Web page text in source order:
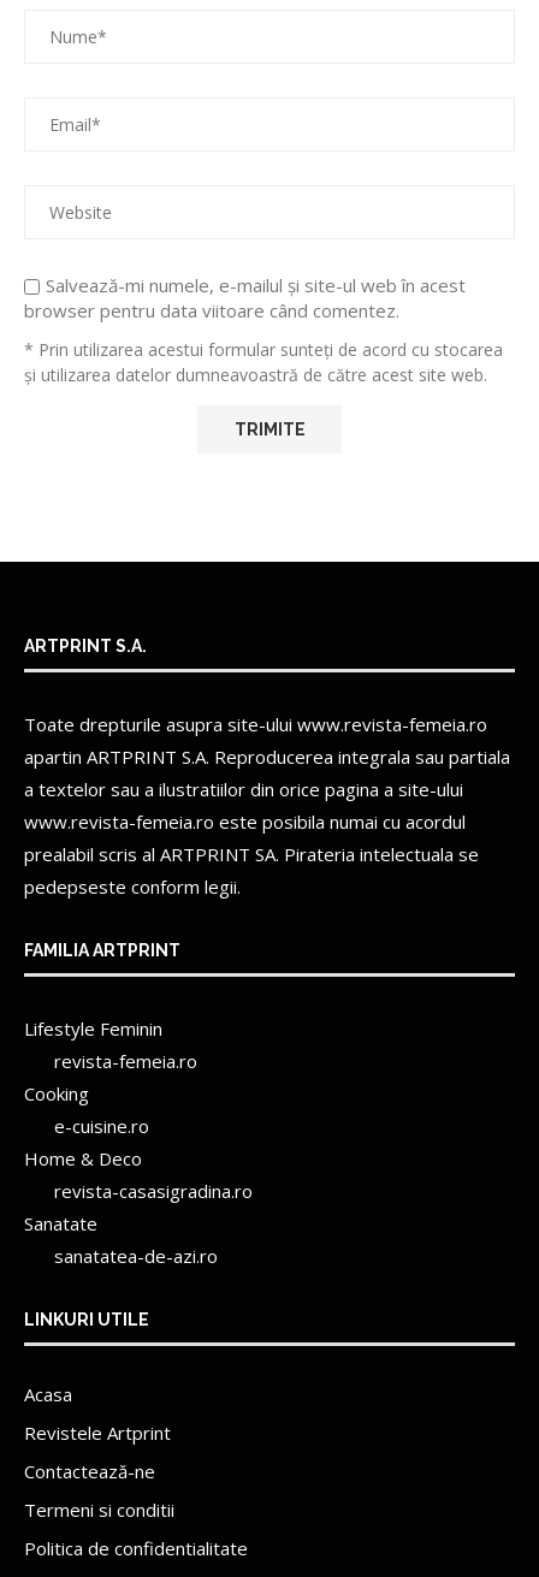
Salvează-mi numele, e-mailul și site-ul web în acest
browser pentru data viitoare când comentez.
* Prin utilizarea acestui formular sunteți de acord cu stocarea
și utilizarea datelor dumneavoastră de către acest site web.
ARTPRINT S.A.
Toate drepturile asupra site-ului www.revista-femeia.ro
apartin ARTPRINT S.A. Reproducerea integrala sau partiala
a textelor sau a ilustratiilor din orice pagina a site-ului
www.revista-femeia.ro este posibila numai cu acordul
prealabil scris al ARTPRINT SA. Pirateria intelectuala se
pedepseste conform legii.
FAMILIA ARTPRINT
Lifestyle Feminin
revista-femeia.ro
Cooking
e-cuisine.ro
Home & Deco
revista-casasigradina.ro
Sanatate
sanatatea-de-azi.ro
LINKURI UTILE
Acasa
Revistele Artprint
Contactează-ne
Termeni si conditii
Politica de confidentialitate